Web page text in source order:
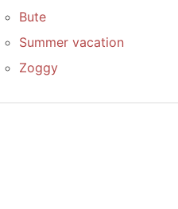
Bute
Summer vacation
Zoggy